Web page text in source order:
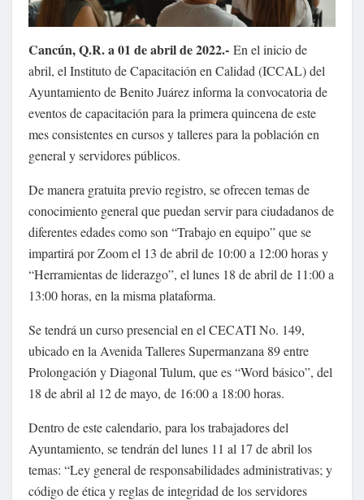
Cancún, Q.R. a 01 de abril de 2022.- En el inicio de
abril, el Instituto de Capacitación en Calidad (ICCAL) del
Ayuntamiento de Benito Juárez informa la convocatoria de
eventos de capacitación para la primera quincena de este
mes consistentes en cursos y talleres para la población en
general y servidores públicos.
De manera gratuita previo registro, se ofrecen temas de
conocimiento general que puedan servir para ciudadanos de
diferentes edades como son “Trabajo en equipo” que se
impartirá por Zoom el 13 de abril de 10:00 a 12:00 horas y
“Herramientas de liderazgo”, el lunes 18 de abril de 11:00 a
13:00 horas, en la misma plataforma.
Se tendrá un curso presencial en el CECATI No. 149,
ubicado en la Avenida Talleres Supermanzana 89 entre
Prolongación y Diagonal Tulum, que es “Word básico”, del
18 de abril al 12 de mayo, de 16:00 a 18:00 horas.
Dentro de este calendario, para los trabajadores del
Ayuntamiento, se tendrán del lunes 11 al 17 de abril los
temas: “Ley general de responsabilidades administrativas; y
código de ética y reglas de integridad de los servidores